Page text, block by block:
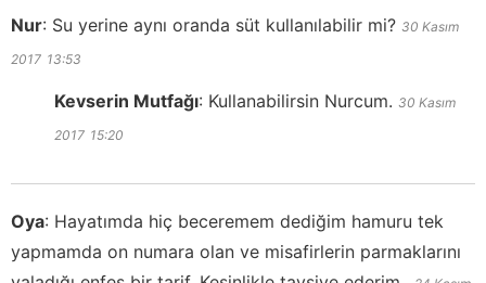
Nur: Su yerine aynı oranda süt kullanılabilir mi? 30 Kasım
2017 13:53
Kevserin Mutfağı: Kullanabilirsin Nurcum. 30 Kasım
2017 15:20
Oya: Hayatımda hiç beceremem dediğim hamuru tek
yapmamda on numara olan ve misafirlerin parmaklarını